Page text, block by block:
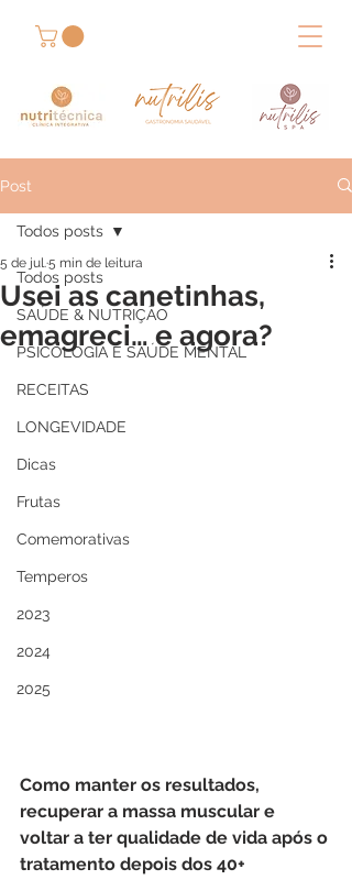
Post
Todos posts
SAÚDE & NUTRIÇÃO
PSICOLOGIA E SAÚDE MENTAL
RECEITAS
LONGEVIDADE
Dicas
Frutas
Comemorativas
Temperos
2023
2024
2025
Todos posts
Usei as canetinhas,
emagreci… e agora?
5 de jul.5 min de leitura
Como manter os resultados,
recuperar a massa muscular e
voltar a ter qualidade de vida após o
tratamento depois dos 40+